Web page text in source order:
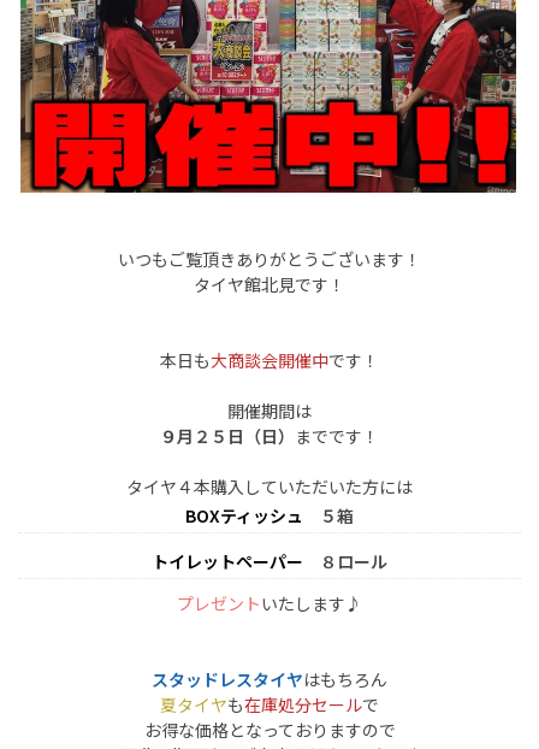
いつもご覧頂きありがとうございます！
タイヤ館北見です！
本日も大商談会開催中です！
開催期間は
９月２５日（日） までです！
タイヤ４本購入していただいた方には
BOXティッシュ
５箱
トイレットペーパー
８ロール
プレゼントいたします♪
スタッドレスタイヤはもちろん
夏タイヤも在庫処分セールで
お得な価格となっておりますので